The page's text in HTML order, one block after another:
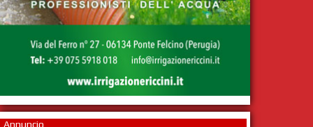
Annuncio